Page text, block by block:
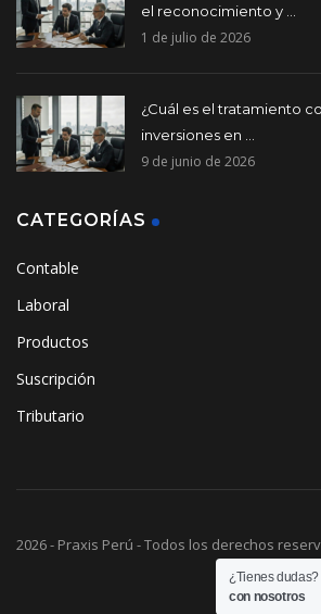
el reconocimiento y ...
1 de julio de 2026
¿Cuál es el tratamiento
inversiones en ...
9 de junio de 2026
CATEGORÍAS
Contable
Laboral
Productos
Suscripción
Tributario
2026 - Praxis Perú - Todos los derechos
¿Tienes dudas?
con nosotros